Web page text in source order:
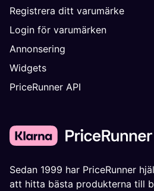
Registrera ditt varumärke
Login för varumärken
Annonsering
Widgets
PriceRunner API
Sedan 1999 har PriceRunner
att hitta bästa produkterna till